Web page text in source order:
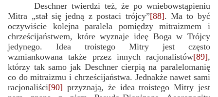
Deschner twierdzi też, że po wniebowstąpieniu
Mitra „stał się jedną z postaci trójcy”[88]. Ma to być
oczywiście kolejna paralela pomiędzy mitraizmem i
chrześcijaństwem, które wyznaje ideę Boga w Trójcy
jedynego. Idea troistego Mitry jest często
wzmiankowana także przez innych racjonalistów[89],
którzy tak samo jak Deschner cierpią na paralelomanię
co do mitraizmu i chrześcijaństwa. Jednakże nawet sami
racjonaliści[90] przyznają, że idea troistego Mitry jest